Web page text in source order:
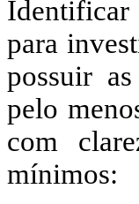
Identificar
para
possuir
pelo
com
mínimos: